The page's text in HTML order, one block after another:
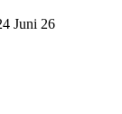
Juni 26